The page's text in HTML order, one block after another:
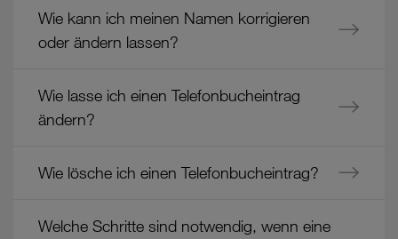
Wie kann ich meinen Namen korrigieren
oder ändern lassen?
Wie lasse ich einen Telefonbucheintrag
ändern?
Wie lösche ich einen Telefonbucheintrag?
Welche Schritte sind notwendig, wenn eine